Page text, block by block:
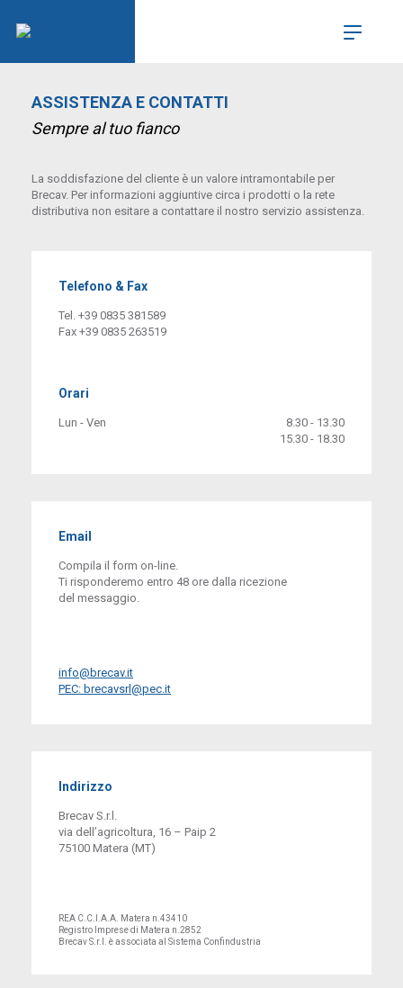
ASSISTENZA E CONTATTI
Sempre al tuo fianco
La soddisfazione del cliente è un valore intramontabile per
Brecav. Per informazioni aggiuntive circa i prodotti o la rete
distributiva non esitare a contattare il nostro servizio assistenza.
Telefono & Fax
Tel. +39 0835 381589
Fax +39 0835 263519
Orari
Lun - Ven
8.30 - 13.30
15.30 - 18.30
Email
Compila il form on-line.
Ti risponderemo entro 48 ore dalla ricezione
del messaggio.
info@brecav.it
PEC: brecavsrl@pec.it
Indirizzo
Brecav S.r.l.
via dell’agricoltura, 16 – Paip 2
75100 Matera (MT)
REA C.C.I.A.A. Matera n.43410
Registro Imprese di Matera n.2852
Brecav S.r.l. è associata al Sistema Confindustria